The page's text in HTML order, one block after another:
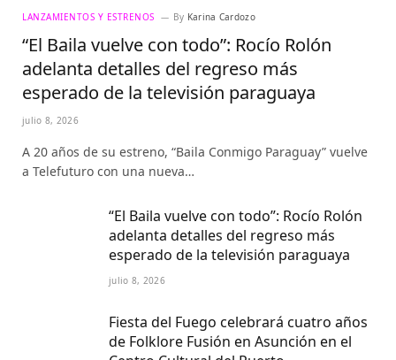
LANZAMIENTOS Y ESTRENOS By Karina Cardozo
“El Baila vuelve con todo”: Rocío Rolón
adelanta detalles del regreso más
esperado de la televisión paraguaya
julio 8, 2026
A 20 años de su estreno, “Baila Conmigo Paraguay” vuelve
a Telefuturo con una nueva…
“El Baila vuelve con todo”: Rocío Rolón
adelanta detalles del regreso más
esperado de la televisión paraguaya
julio 8, 2026
Fiesta del Fuego celebrará cuatro años
de Folklore Fusión en Asunción en el